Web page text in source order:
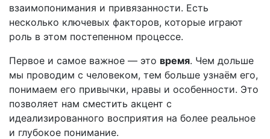
взаимопонимания и привязанности. Есть
несколько ключевых факторов, которые играют
роль в этом постепенном процессе.
Первое и самое важное — это время. Чем дольше
мы проводим с человеком, тем больше узнаём его,
понимаем его привычки, нравы и особенности. Это
позволяет нам сместить акцент с
идеализированного восприятия на более реальное
и глубокое понимание.